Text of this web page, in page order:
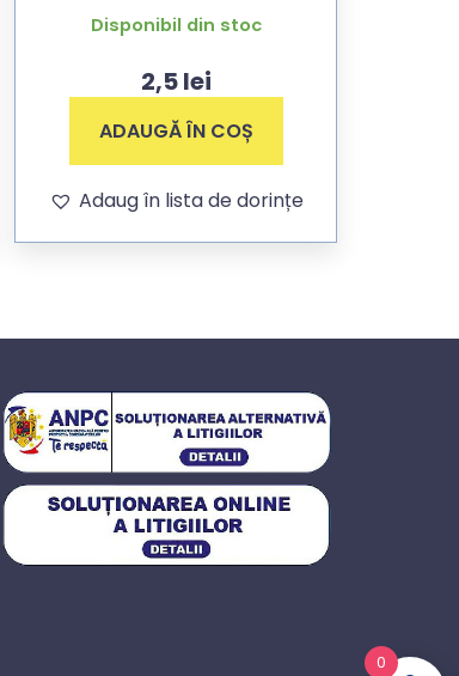
Disponibil din stoc
2,5lei
ADAUGĂ ÎN COȘ
Adaug în lista de dorințe
0